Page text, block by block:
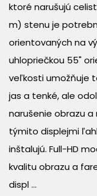
ktoré narušujú
m) stenu je
orientovaných na
uhlopriečkou 55"
veľkosti umožňuje
jas a tenké, ale
narušenie obrazu
týmito displejmi
inštalujú. Full-HD
kvalitu obrazu a
displ ...